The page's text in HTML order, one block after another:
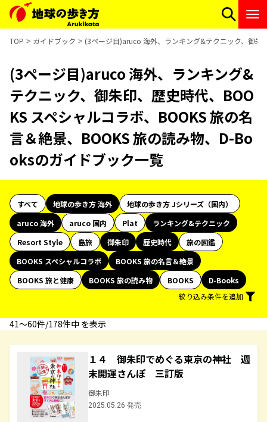
TOP ガイドブック (3ページ目)aruco 海外、ランキング&テクニック、御朱
(3ページ目)aruco 海外、ランキング&
テクニック、御朱印、歴史時代、BOO
KS スペシャルコラボ、BOOKS 旅の名
言＆絶景、BOOKS 旅の読み物、D-Bo
oksのガイドブック一覧
すべて 地球の歩き方 海外
地球の歩き方 Jシリーズ（国内）
aruco 海外
aruco 国内 Plat
ランキング&テクニック
Resort Style
島旅 御朱印 歴史時代
旅の図鑑
BOOKS スペシャルコラボ
BOOKS 旅の名言＆絶景
BOOKS 旅と健康
BOOKS 旅の読み物 BOOKS
D-Books
絞り込み条件を追加
41〜60件/178件中 を表示
１４ 御朱印でめぐる東京の神社 週
末開運さんぽ 三訂版
御朱印
2025.05.26 発売